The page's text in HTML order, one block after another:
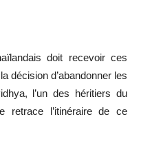
doit recevoir ces
décision d’abandonner les
l’un des héritiers du
retrace l’itinéraire de ce